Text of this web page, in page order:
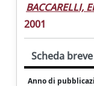
BACCARELLI,
2001
Scheda breve
Anno di